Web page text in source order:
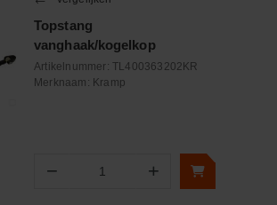
Topstang
vanghaak/kogelkop
Artikelnummer: TL400363202KR
Merknaam: Kramp
− Aantal +